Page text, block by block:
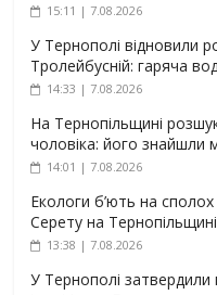
15:11 | 7.08.2026
У Тернополі відновили
Тролейбусній: гаряча
14:33 | 7.08.2026
На Тернопільщині
чоловіка: його знайшли
14:01 | 7.08.2026
Екологи б’ють на
Серету на Тернопільщині
13:38 | 7.08.2026
У Тернополі затвердили